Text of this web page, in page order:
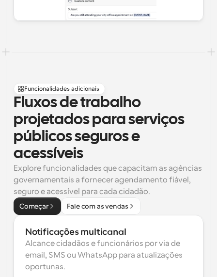
Funcionalidades adicionais
Fluxos de trabalho
projetados para serviços
públicos seguros e
acessíveis
Explore funcionalidades que capacitam as agências
governamentais a fornecer agendamento fiável,
seguro e acessível para cada cidadão.
Começar Fale com as vendas
Notificações multicanal
Alcance cidadãos e funcionários por via de
email, SMS ou WhatsApp para atualizações
oportunas.